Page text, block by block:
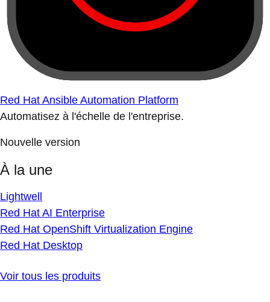
Red Hat Ansible Automation Platform
Automatisez à l'échelle de l'entreprise.
Nouvelle version
À la une
Lightwell
Red Hat AI Enterprise
Red Hat OpenShift Virtualization Engine
Red Hat Desktop
Voir tous les produits